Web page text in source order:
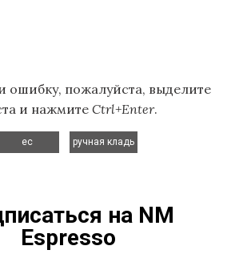
ошибку, пожалуйста, выделите
и нажмите Ctrl+Enter.
ес
ручная кладь
на NM
Espresso